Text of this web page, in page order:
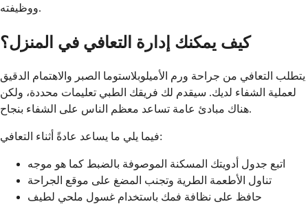
ووظيفته.
كيف يمكنك إدارة التعافي في المنزل؟
يتطلب التعافي من جراحة ورم الأميلوبلاستوما الصبر والاهتمام الدقيق
لعملية الشفاء لديك. سيقدم لك فريقك الطبي تعليمات محددة، ولكن
هناك مبادئ عامة تساعد معظم الناس على الشفاء بنجاح.
فيما يلي ما يساعد عادةً أثناء التعافي:
اتبع جدول أدويتك المسكنة الموصوفة بالضبط كما هو موجه
تناول الأطعمة الطرية وتجنب المضغ على موقع الجراحة
حافظ على نظافة فمك باستخدام غسول ملحي لطيف